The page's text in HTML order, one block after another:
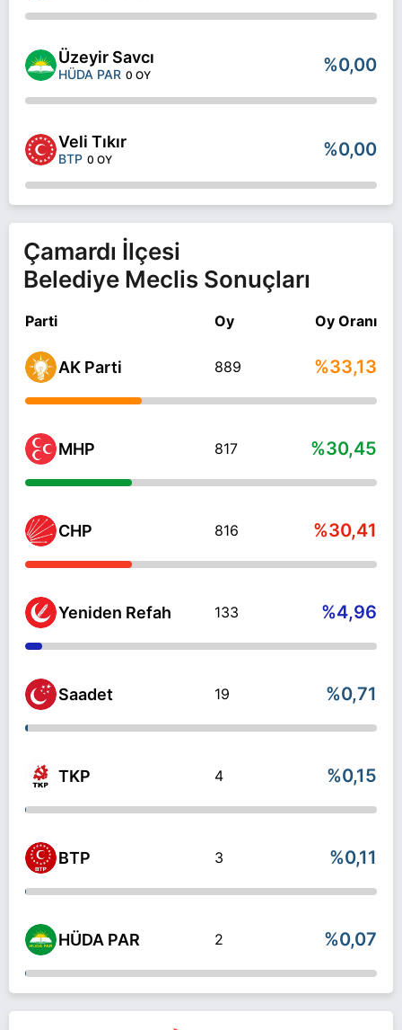
Üzeyir Savcı
HÜDA PAR 0 OY %0,00
Veli Tıkır
BTP 0 OY %0,00
Çamardı İlçesi
Belediye Meclis Sonuçları
Parti Oy Oy Oranı
AK Parti 889 %33,13
MHP 817 %30,45
CHP 816 %30,41
Yeniden Refah 133 %4,96
Saadet 19 %0,71
TKP 4 %0,15
BTP 3 %0,11
HÜDA PAR 2 %0,07